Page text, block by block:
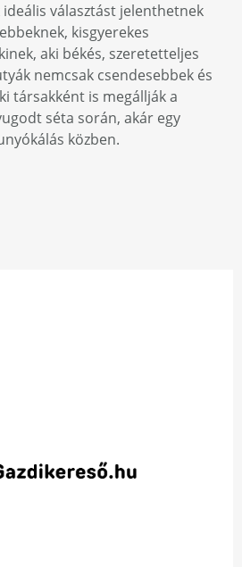
választást jelenthetnek
kisgyerekes
aki békés, szeretetteljes
nemcsak csendesebbek és
társakként is megállják a
séta során, akár egy
közben.